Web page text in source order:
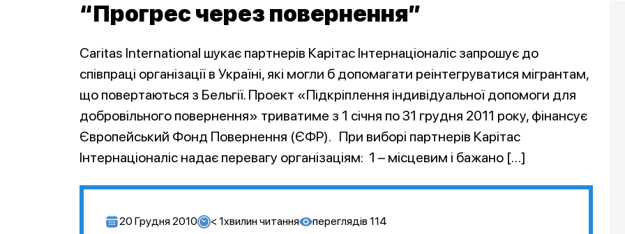
“Прогрес через повернення”
Caritas International шукає партнерів Карітас Інтернаціоналіс запрошує до
співпраці організації в Україні, які могли б допомагати реінтегруватися мігрантам,
що повертаються з Бельгії. Проект «Підкріплення індивідуальної допомоги для
добровільного повернення» триватиме з 1 січня по 31 грудня 2011 року, фінансує
Європейський Фонд Повернення (ЄФР). При виборі партнерів Карітас
Інтернаціоналіс надає перевагу організаціям: 1 – місцевим і бажано […]
20 Грудня 2010 < 1хвилин читання переглядів 114